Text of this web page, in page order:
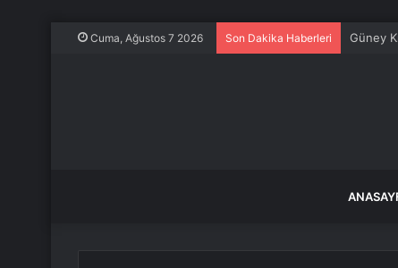
Cuma, Ağustos 7 2026 Son Dakika Haberleri Güney